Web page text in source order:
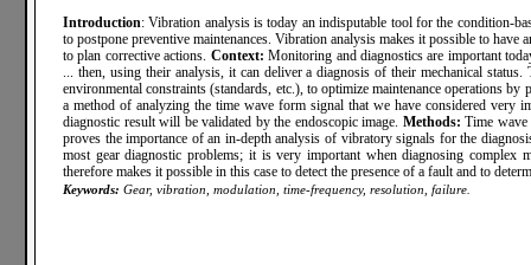
Introduction: Vibration analysis is today an indisputable tool for the condition-
to postpone preventive maintenances. Vibration analysis makes it possible to
to plan corrective actions. Context: Monitoring and diagnostics are important
... then, using their analysis, it can deliver a diagnosis of their mechanical
environmental constraints (standards, etc.), to optimize maintenance operations
a method of analyzing the time wave form signal that we have considered very
diagnostic result will be validated by the endoscopic image. Methods:Time
proves the importance of an in-depth analysis of vibratory signals for the
most gear diagnostic problems; it is very important when diagnosing complex
therefore makes it possible in this case to detect the presence of a fault and to
Keywords: Gear, vibration, modulation, time-frequency, resolution, failure.